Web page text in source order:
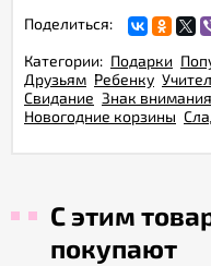
Поделиться:
Категории: Подарки
Друзьям Ребенку
Свидание Знак внимания
Новогодние корзины
С этим
покупают